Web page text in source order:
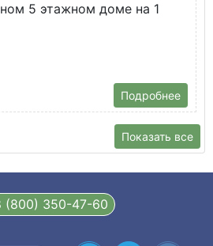
5 этажном доме на 1
Подробнее
Показать все
(800) 350-47-60